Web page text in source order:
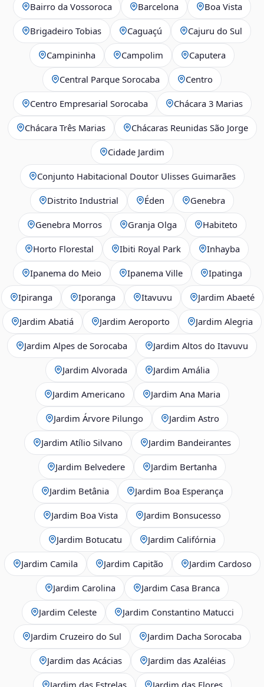
Bairro da Vossoroca Barcelona Boa Vista
Brigadeiro Tobias Caguaçú Cajuru do Sul
Campininha Campolim Caputera
Central Parque Sorocaba Centro
Centro Empresarial Sorocaba Chácara 3 Marias
Chácara Três Marias Chácaras Reunidas São Jorge
Cidade Jardim
Conjunto Habitacional Doutor Ulisses Guimarães
Distrito Industrial Éden Genebra
Genebra Morros Granja Olga Habiteto
Horto Florestal Ibiti Royal Park Inhayba
Ipanema do Meio Ipanema Ville Ipatinga
Ipiranga Iporanga Itavuvu Jardim Abaeté
Jardim Abatiá Jardim Aeroporto Jardim Alegria
Jardim Alpes de Sorocaba Jardim Altos do Itavuvu
Jardim Alvorada Jardim Amália
Jardim Americano Jardim Ana Maria
Jardim Árvore Pilungo Jardim Astro
Jardim Atílio Silvano Jardim Bandeirantes
Jardim Belvedere Jardim Bertanha
Jardim Betânia Jardim Boa Esperança
Jardim Boa Vista Jardim Bonsucesso
Jardim Botucatu Jardim Califórnia
Jardim Camila Jardim Capitão Jardim Cardoso
Jardim Carolina Jardim Casa Branca
Jardim Celeste Jardim Constantino Matucci
Jardim Cruzeiro do Sul Jardim Dacha Sorocaba
Jardim das Acácias Jardim das Azaléias
Jardim das Estrelas Jardim das Flores